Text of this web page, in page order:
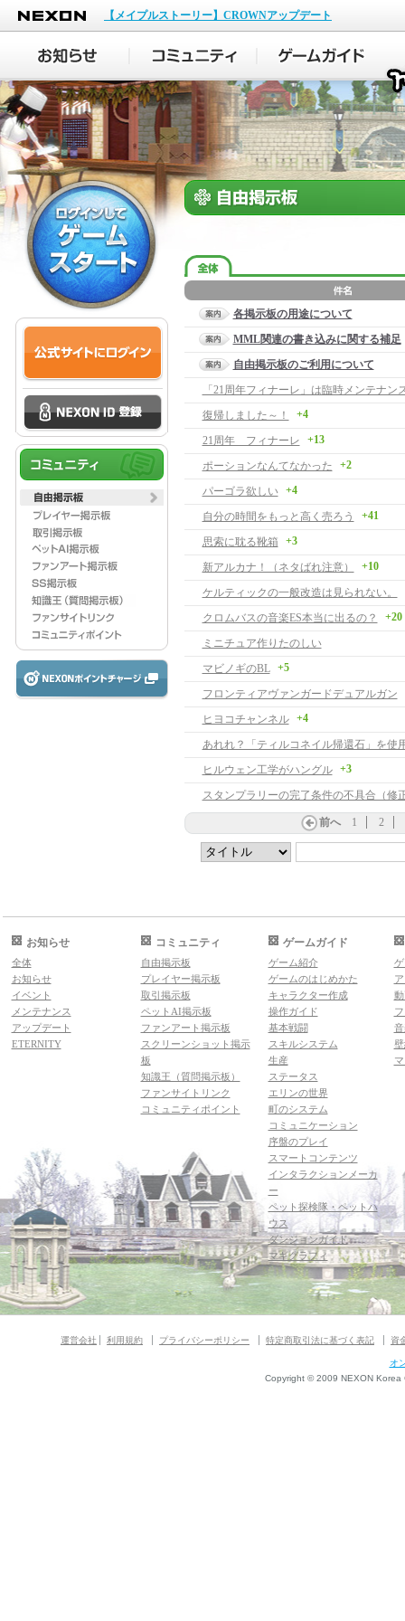
NEXON
【メイプルストーリー】CROWNアップデート
各掲示板の用途について
MML関連の書き込みに関する補足
自由掲示板のご利用について
「21周年フィナーレ」は臨時メンテナン
復帰しました～！
+4
21周年 フィナーレ +13
ポーションなんてなかった +2
パーゴラ欲しい +4
自分の時間をもっと高く売ろう +41
思索に耽る靴箱 +3
新アルカナ！（ネタばれ注意） +10
ケルティックの一般改造は見られない。
クロムバスの音楽ES本当に出るの？ +20
ミニチュア作りたのしい
マビノギのBL
+5
フロンティアヴァンガードデュアルガン
ヒヨコチャンネル +4
あれれ？「ティルコネイル帰還石」を使
ヒルウェン工学がハングル
+3
前へ 1 2
お知らせ
全体
お知らせ
イベント
メンテナンス
アップデート
ETERNITY
コミュニティ
自由掲示板
プレイヤー掲示板
取引掲示板
ペットAI掲示板
ファンアート掲示板
スクリーンショット掲示
板
知識王（質問掲示板）
ファンサイトリンク
コミュニティポイント
ゲームガイド
ゲーム紹介
ゲームのはじめかた
キャラクター作成
操作ガイド
基本戦闘
スキルシステム
生産
ステータス
エリンの世界
町のシステム
コミュニケーション
序盤のプレイ
スマートコンテンツ
インタラクションメーカ
ー
ペット探検隊・ペットハ
ウス
ダンジョンガイド
マギグラフィ
運営会社 利用規約 プライバシーポリシー 特定商取引法に基づく表記 資
オ
Copyright © 2009 NEXON Korea